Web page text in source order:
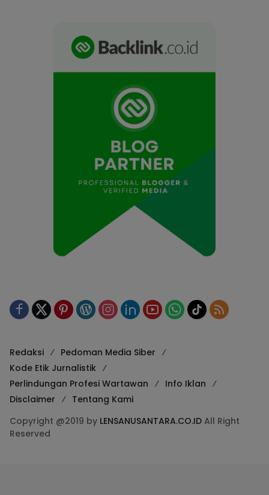
Redaksi
Pedoman Media Siber
Kode Etik Jurnalistik
Perlindungan Profesi Wartawan
Info Iklan
Disclaimer
Tentang Kami
Copyright @2019 by LENSANUSANTARA.CO.ID All Right
Reserved